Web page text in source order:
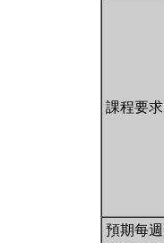
課程要求
預期每週